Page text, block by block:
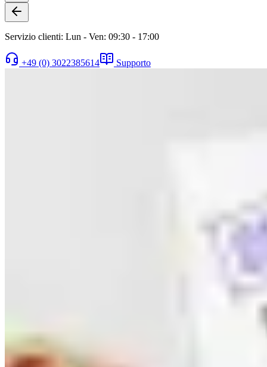
Servizio clienti: Lun - Ven: 09:30 - 17:00
+49 (0) 3022385614 Supporto